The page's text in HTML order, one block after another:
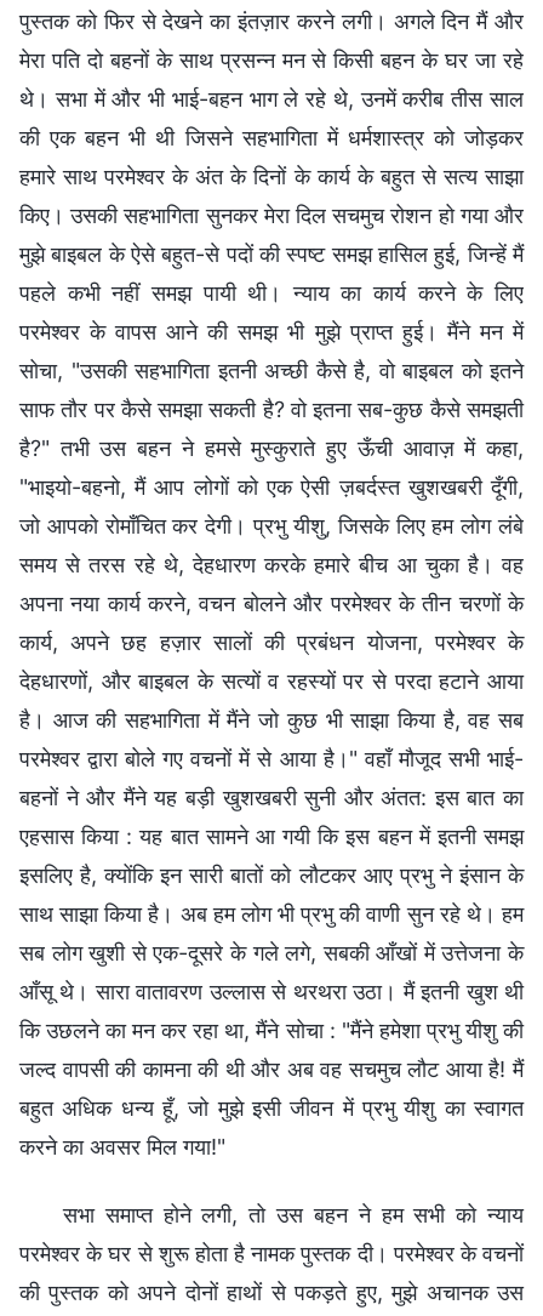
पुस्तक को फिर से देखने का इंतज़ार करने लगी। अगले दिन मैं और
मेरा पति दो बहनों के साथ प्रसन्न मन से किसी बहन के घर जा रहे
थे। सभा में और भी भाई-बहन भाग ले रहे थे, उनमें करीब तीस साल
की एक बहन भी थी जिसने सहभागिता में धर्मशास्त्र को जोड़कर
हमारे साथ परमेश्वर के अंत के दिनों के कार्य के बहुत से सत्य साझा
किए। उसकी सहभागिता सुनकर मेरा दिल सचमुच रोशन हो गया और
मुझे बाइबल के ऐसे बहुत-से पदों की स्पष्ट समझ हासिल हुई, जिन्हें मैं
पहले कभी नहीं समझ पायी थी। न्याय का कार्य करने के लिए
परमेश्वर के वापस आने की समझ भी मुझे प्राप्त हुई। मैंने मन में
सोचा, "उसकी सहभागिता इतनी अच्छी कैसे है, वो बाइबल को इतने
साफ तौर पर कैसे समझा सकती है? वो इतना सब-कुछ कैसे समझती
है?" तभी उस बहन ने हमसे मुस्कुराते हुए ऊँची आवाज़ में कहा,
"भाइयो-बहनो, मैं आप लोगों को एक ऐसी ज़बर्दस्त खुशखबरी दूँगी,
जो आपको रोमाँचित कर देगी। प्रभु यीशु, जिसके लिए हम लोग लंबे
समय से तरस रहे थे, देहधारण करके हमारे बीच आ चुका है। वह
अपना नया कार्य करने, वचन बोलने और परमेश्वर के तीन चरणों के
कार्य, अपने छह हज़ार सालों की प्रबंधन योजना, परमेश्वर के
देहधारणों, और बाइबल के सत्यों व रहस्यों पर से परदा हटाने आया
है। आज की सहभागिता में मैंने जो कुछ भी साझा किया है, वह सब
परमेश्वर द्वारा बोले गए वचनों में से आया है।" वहाँ मौजूद सभी भाई-
बहनों ने और मैंने यह बड़ी खुशखबरी सुनी और अंतत: इस बात का
एहसास किया : यह बात सामने आ गयी कि इस बहन में इतनी समझ
इसलिए है, क्योंकि इन सारी बातों को लौटकर आए प्रभु ने इंसान के
साथ साझा किया है। अब हम लोग भी प्रभु की वाणी सुन रहे थे। हम
सब लोग खुशी से एक-दूसरे के गले लगे, सबकी आँखों में उत्तेजना के
आँसू थे। सारा वातावरण उल्लास से थरथरा उठा। मैं इतनी खुश थी
कि उछलने का मन कर रहा था, मैंने सोचा : "मैंने हमेशा प्रभु यीशु की
जल्द वापसी की कामना की थी और अब वह सचमुच लौट आया है! मैं
बहुत अधिक धन्य हूँ, जो मुझे इसी जीवन में प्रभु यीशु का स्वागत
करने का अवसर मिल गया!"
सभा समाप्त होने लगी, तो उस बहन ने हम सभी को न्याय
परमेश्वर के घर से शुरू होता है नामक पुस्तक दी। परमेश्वर के वचनों
की पुस्तक को अपने दोनों हाथों से पकड़ते हुए, मुझे अचानक उस